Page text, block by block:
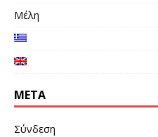
Μέλη
META
Σύνδεση